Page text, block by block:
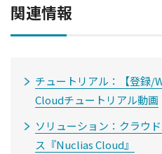
関連情報
チュートリアル：【登録/
Cloudチュートリアル動画
ソリューション：クラウ
ス『Nuclias Cloud』